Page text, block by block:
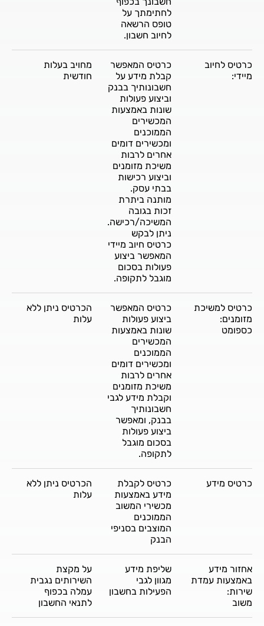
לחתימתך על
טופס הרשאה
לחיוב חשבון.
כרטיס לחיוב
מיידי:
כרטיס המאפשר
קבלת מידע על
חשבונותיך בבנק
וביצוע פעולות
שונות באמצעות
המכשירים
הממוכנים
ומכשירים דומים
אחרים לרבות
משיכת מזומנים
וביצוע רכישות
בבתי עסק.
מותנה ביתרת
זכות בגובה
המשיכה/רכישה.
ניתן לבקש
כרטיס חיוב מיידי
המאפשר ביצוע
פעולות בסכום
מוגבל לתקופה.
מחויב בעלות
חודשית
כרטיס למשיכת
מזומנים:
כספומט
כרטיס המאפשר
ביצוע פעולות
שונות באמצעות
המכשירים
הממוכנים
ומכשירים דומים
אחרים לרבות
משיכת מזומנים
וקבלת מידע לגבי
חשבונותיך
בבנק, ומאפשר
ביצוע פעולות
בסכום מוגבל
לתקופה.
הכרטיס ניתן ללא
עלות
כרטיס מידע
כרטיס לקבלת
מידע באמצעות
מכשירי המשוב
הממוכנים
המוצבים בסניפי
הבנק
הכרטיס ניתן ללא
עלות
אחזור מידע
באמצעות עמדת
שירות:
משוב
שליפת מידע
מגוון לגבי
הפעילות בחשבון
על מקצת
השירותים נגבית
עמלה בכפוף
לתנאי החשבון